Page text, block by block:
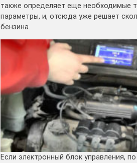
также определяет еще необходимые
параметры, и, отсюда уже решает
бензина.
Если электронный блок управления,